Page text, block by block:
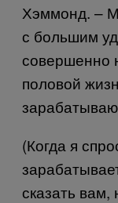
Хэммонд. –
с большим
совершенно
половой
(Когда я
сказать вам,